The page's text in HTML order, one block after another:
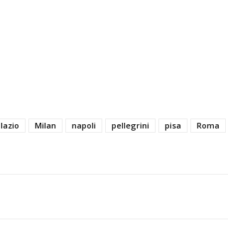
lazio Milan napoli pellegrini pisa
Roma